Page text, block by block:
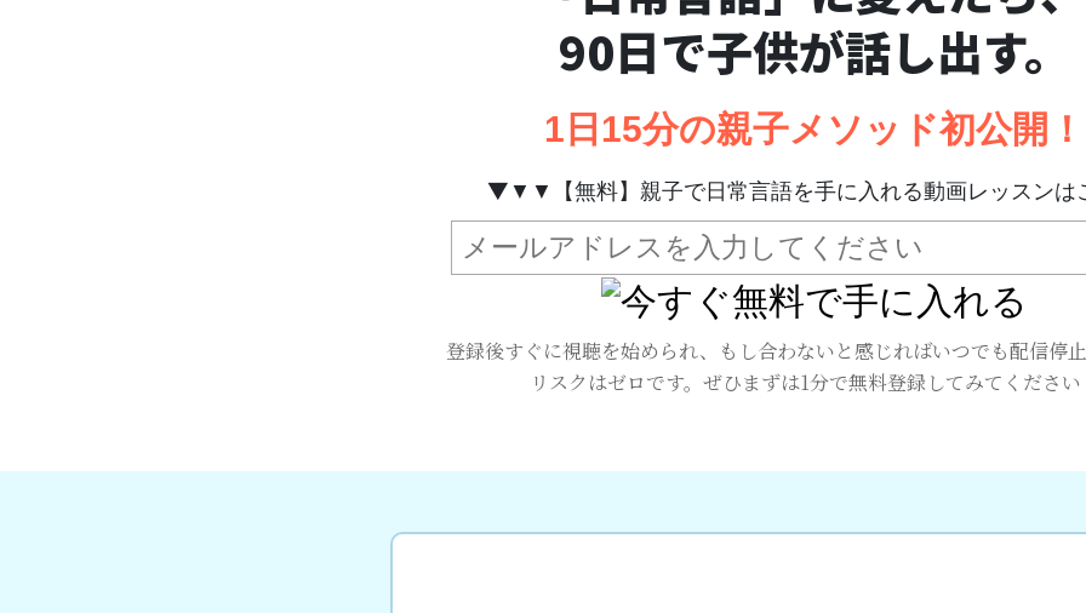
90日で子供が話し出す。
1日15分の親子メソッド初公開！
▼ ▼▼【無料】親子で日常言語を手に入れる動画レッスンは
登録後すぐに視聴を始められ、もし合わないと感じればいつでも配信停
リスクはゼロです。ぜひまずは1分で無料登録してみてください